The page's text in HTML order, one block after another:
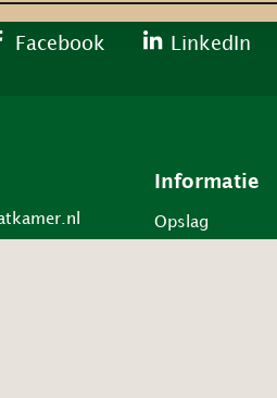
Facebook LinkedIn
Informatie
Opslag